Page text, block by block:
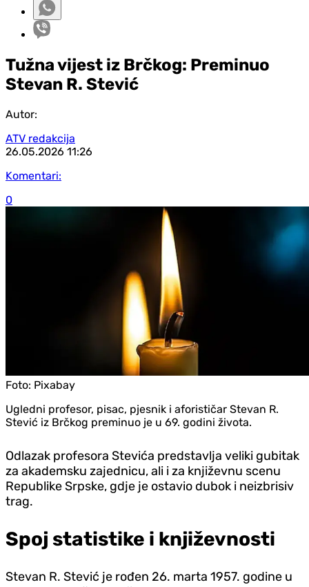
Tužna vijest iz Brčkog: Preminuo
Stevan R. Stević
Autor:
ATV redakcija
26.05.2026 11:26
Komentari:
0
Foto: Pixabay
Ugledni profesor, pisac, pjesnik i aforističar Stevan R.
Stević iz Brčkog preminuo je u 69. godini života.
Odlazak profesora Stevića predstavlja veliki gubitak
za akademsku zajednicu, ali i za književnu scenu
Republike Srpske, gdje je ostavio dubok i neizbrisiv
trag.
Spoj statistike i književnosti
Stevan R. Stević je rođen 26. marta 1957. godine u